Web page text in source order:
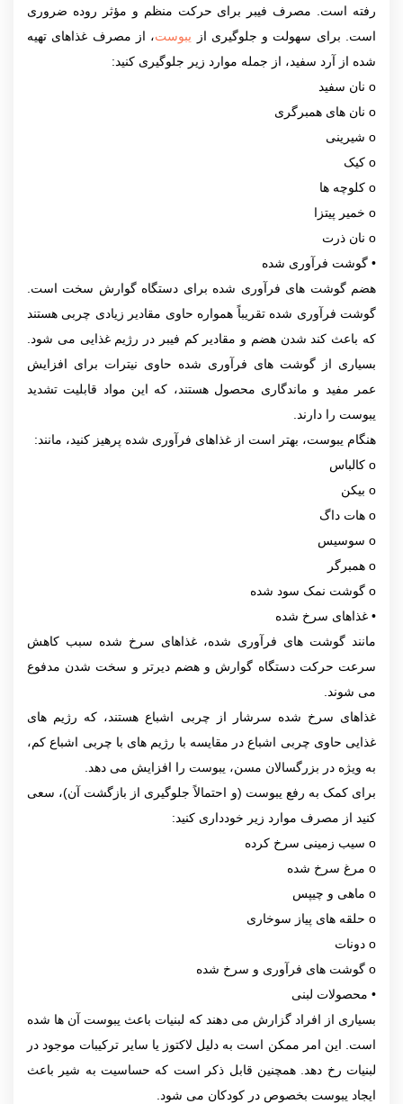
رفته است. مصرف فیبر برای حرکت منظم و مؤثر روده ضروری
است. برای سهولت و جلوگیری از یبوست، از مصرف غذاهای تهیه
شده از آرد سفید، از جمله موارد زیر جلوگیری کنید:
o نان سفید
o نان های همبرگری
o شیرینی
o کیک
o کلوچه ها
o خمیر پیتزا
o نان ذرت
• گوشت فرآوری شده
هضم گوشت های فرآوری شده برای دستگاه گوارش سخت است.
گوشت فرآوری شده تقریباً همواره حاوی مقادیر زیادی چربی هستند
که باعث کند شدن هضم و مقادیر کم فیبر در رژیم غذایی می شود.
بسیاری از گوشت های فرآوری شده حاوی نیترات برای افزایش
عمر مفید و ماندگاری محصول هستند، که این مواد قابلیت تشدید
یبوست را دارند.
هنگام یبوست، بهتر است از غذاهای فرآوری شده پرهیز کنید، مانند:
o کالباس
o بیکن
o هات داگ
o سوسیس
o همبرگر
o گوشت نمک سود شده
• غذاهای سرخ شده
مانند گوشت های فرآوری شده، غذاهای سرخ شده سبب کاهش
سرعت حرکت دستگاه گوارش و هضم دیرتر و سخت شدن مدفوع
می شوند.
غذاهای سرخ شده سرشار از چربی اشباع هستند، که رژیم های
غذایی حاوی چربی اشباع در مقایسه با رژیم های با چربی اشباع کم،
به ویژه در بزرگسالان مسن، یبوست را افزایش می دهد.
برای کمک به رفع یبوست (و احتمالاً جلوگیری از بازگشت آن)، سعی
کنید از مصرف موارد زیر خودداری کنید:
o سیب زمینی سرخ کرده
o مرغ سرخ شده
o ماهی و چیپس
o حلقه های پیاز سوخاری
o دونات
o گوشت های فرآوری و سرخ شده
• محصولات لبنی
بسیاری از افراد گزارش می دهند که لبنیات باعث یبوست آن ها شده
است. این امر ممکن است به دلیل لاکتوز یا سایر ترکیبات موجود در
لبنیات رخ دهد. همچنین قابل ذکر است که حساسیت به شیر باعث
ایجاد یبوست بخصوص در کودکان می شود.